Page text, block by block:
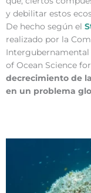
y debilitar estos
De hecho según el
realizado por la
Intergubernamental
of Ocean Science
decrecimiento de
en un problema